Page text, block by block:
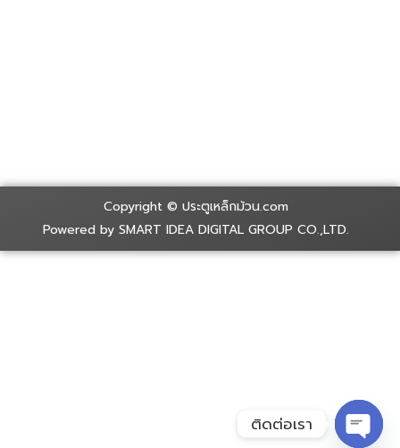
Copyright © ประตูเหล็กม้วน.com
Powered by SMART IDEA DIGITAL GROUP CO.,LTD.
ติดต่อเรา